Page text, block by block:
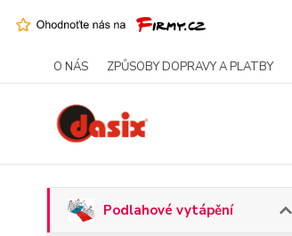
O NÁS ZPŮSOBY DOPRAVY A PLATBY
Podlahové vytápění